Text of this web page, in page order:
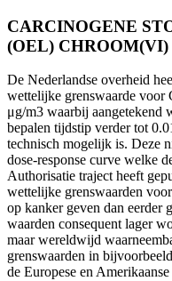
CARCINOGENE
(OEL) CHROOM(VI)
De Nederlandse overheid
wettelijke grenswaarde
μg/m3 waarbij aangetekend
bepalen tijdstip verder tot
technisch mogelijk is. Deze
dose-response curve welke
Authorisatie traject heeft
wettelijke grenswaarden
op kanker geven dan eerder
waarden consequent lager
maar wereldwijd
grenswaarden in
de Europese en